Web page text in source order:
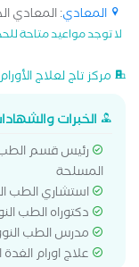
المعادي: المعادي
لا توجد مواعيد متاحة
مركز تاج لعلاج الأورام
الخبرات
رئيس قسم الطب
المسلحة
استشاري الطب
دكتوراه الطب
مدرس الطب
علاج اورام